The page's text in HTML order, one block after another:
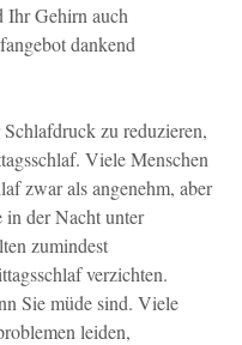
Ihr Gehirn auch
dankend
zu reduzieren,
VieleMenschen
zwar als angenehm, aber
in der Nacht unter
zumindest
verzichten.
Sie müde sind. Viele
leiden,